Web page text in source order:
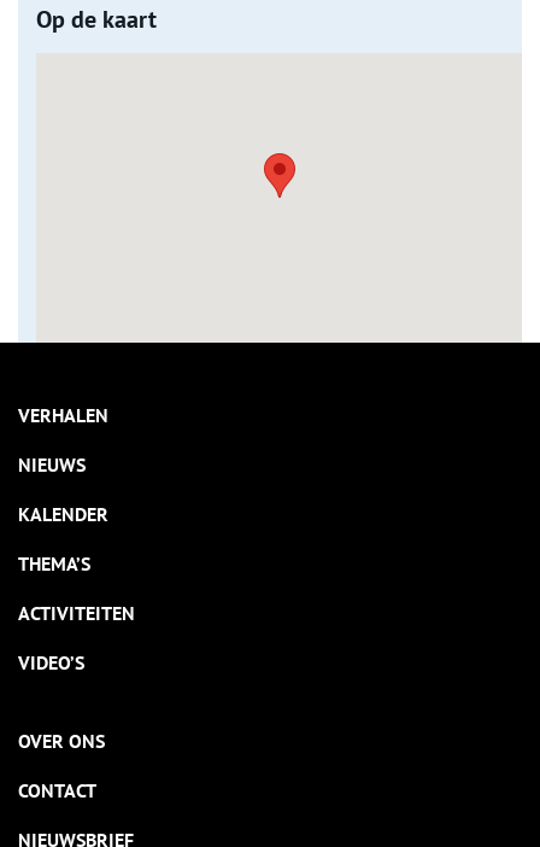
Op de kaart
VERHALEN
NIEUWS
KALENDER
THEMA’S
ACTIVITEITEN
VIDEO’S
OVER ONS
CONTACT
NIEUWSBRIEF